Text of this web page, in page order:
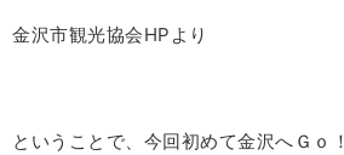
金沢市観光協会HPより
ということで、今回初めて金沢へＧｏ！